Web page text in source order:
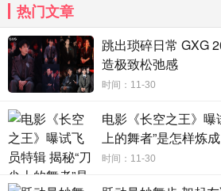
电影《傍晚向日葵》是李旭的导演处女
和表现却完全不输成熟导演。主演娜仁花
导演，第一次拍电影就敢大胆触碰这样的
的采用类似“独角戏”的设置，而这些都让娜
验。作为演员，能遇到好导演是幸运的事，
而后动”的导演。他认为，李旭是一个非常
他在创作上的意图非常强烈，不会因为其他
这种人格魅力会让剧组的创作状态整个的“
回到了自己在西影厂年轻时那种向上的、不
热门文章
跳出琐碎日常 GXG
造极致松弛感
时间：11-30
电影《长空之王》曝
上的舞者”是怎样炼成
时间：11-30